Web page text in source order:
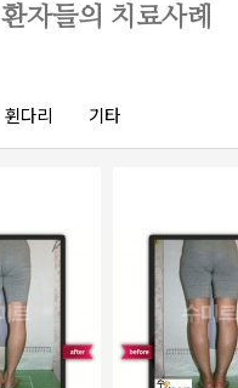
환자들의 치료사례
휜다리 기타